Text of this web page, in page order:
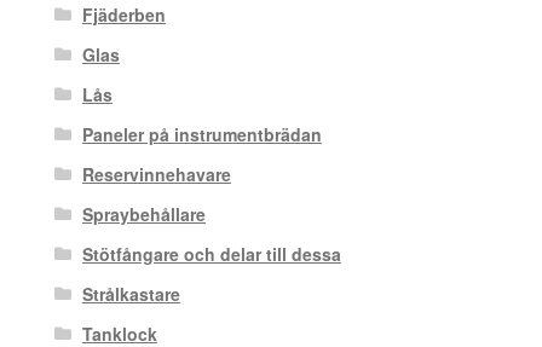
Fjäderben
Glas
Lås
Paneler på instrumentbrädan
Reservinnehavare
Spraybehållare
Stötfångare och delar till dessa
Strålkastare
Tanklock